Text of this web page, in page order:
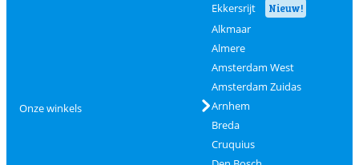
Onze winkels
Ekkersrijt Nieuw!
Alkmaar
Almere
Amsterdam West
Amsterdam Zuidas
Arnhem
Breda
Cruquius